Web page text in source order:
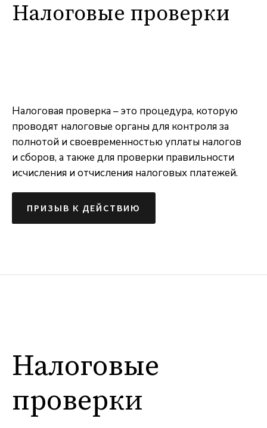
Налоговые проверки
Налоговая проверка – это процедура, которую
проводят налоговые органы для контроля за
полнотой и своевременностью уплаты налогов
и сборов, а также для проверки правильности
исчисления и отчисления налоговых платежей.
ПРИЗЫВ К ДЕЙСТВИЮ
Налоговые
проверки